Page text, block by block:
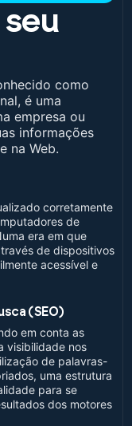
como
é uma
empresa ou
informações
na Web.
corretamente
de
era em que
de dispositivos
acessível e
(SEO)
em conta as
visibilidade nos
de palavras-
uma estrutura
para se
dos motores